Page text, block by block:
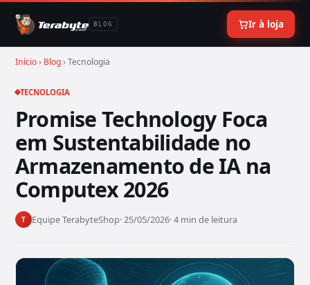
BLOG Ir à loja
Início› Blog› Tecnologia
TECNOLOGIA
Promise Technology Foca
em Sustentabilidade no
Armazenamento de IA na
Computex 2026
T Equipe TerabyteShop· 25/05/2026· 4 min de leitura